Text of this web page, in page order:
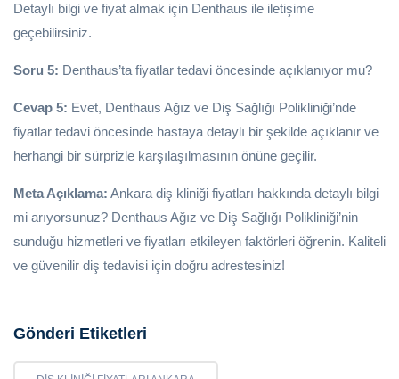
Detaylı bilgi ve fiyat almak için Denthaus ile iletişime
geçebilirsiniz.
Soru 5: Denthaus’ta fiyatlar tedavi öncesinde açıklanıyor mu?
Cevap 5: Evet, Denthaus Ağız ve Diş Sağlığı Polikliniği’nde
fiyatlar tedavi öncesinde hastaya detaylı bir şekilde açıklanır ve
herhangi bir sürprizle karşılaşılmasının önüne geçilir.
Meta Açıklama: Ankara diş kliniği fiyatları hakkında detaylı bilgi
mi arıyorsunuz? Denthaus Ağız ve Diş Sağlığı Polikliniği’nin
sunduğu hizmetleri ve fiyatları etkileyen faktörleri öğrenin. Kaliteli
ve güvenilir diş tedavisi için doğru adrestesiniz!
Gönderi Etiketleri